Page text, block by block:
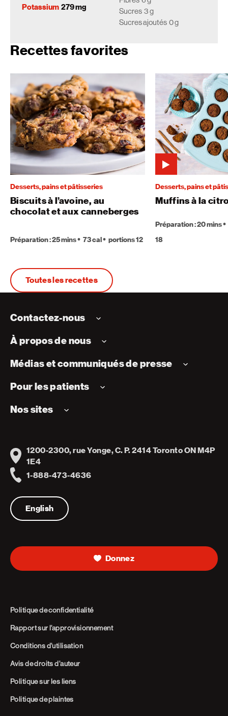
Potassium 279 mg
Sucres 3 g
Sucres ajoutés 0 g
Recettes favorites
Desserts, pains et pâtisseries
Biscuits à l’avoine, au
chocolat et aux canneberges
Préparation : 25 mins 73 cal portions 12
Desserts, pains et
Muffins à la
Préparation : 20 mins
18
Toutes les recettes
Contactez-nous
À propos de nous
Médias et communiqués de presse
Pour les patients
Nos sites
Address
1200-2300, rue Yonge, C. P. 2414 Toronto ON M4P
1E4
1-888-473-4636
English
Donnez
Politique de confidentialité
Rapport sur l’approvisionnement
Conditions d’utilisation
Avis de droits d’auteur
Politique sur les liens
Politique de plaintes